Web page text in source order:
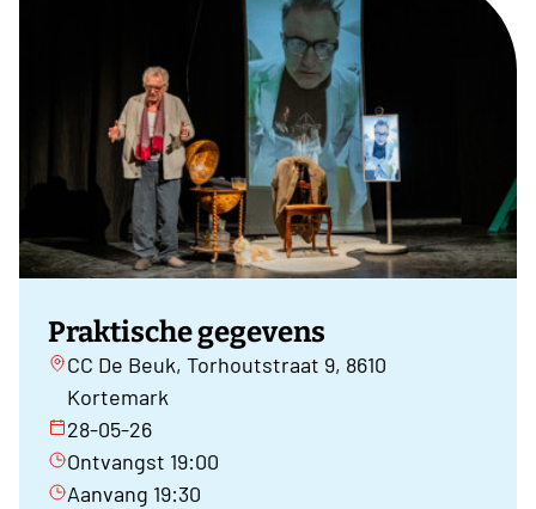
Praktische gegevens
CC De Beuk, Torhoutstraat 9, 8610
Kortemark
28-05-26
Ontvangst 19:00
Aanvang 19:30